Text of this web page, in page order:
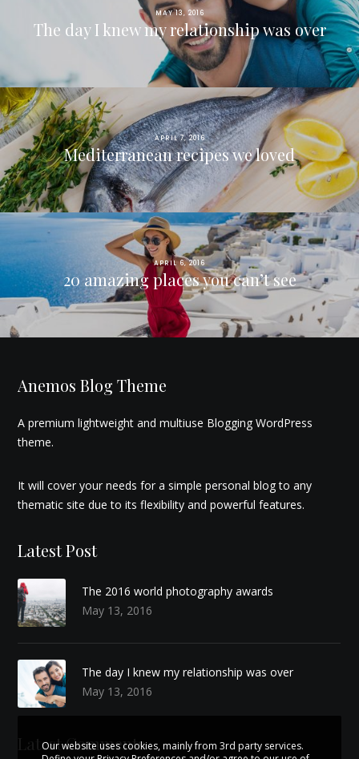
MAY 13, 2016
The day I knew my relationship was over
APRIL 7, 2016
Mediterranean recipes we loved
APRIL 6, 2016
20 amazing places you can’t see
Anemos Blog Theme
A premium lightweight and multiuse Blogging WordPress
theme.
It will cover your needs for a simple personal blog to any
thematic site due to its flexibility and powerful features.
Latest Post
The 2016 world photography awards
May 13, 2016
The day I knew my relationship was over
May 13, 2016
Latest Comments
Our website uses cookies, mainly from 3rd party services.